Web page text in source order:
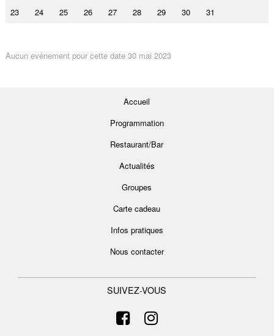
23
24 25 26 27 28 29 30 31
Aucun evénement pour cette date 30 mai 2023
Accueil
Programmation
Restaurant/Bar
Actualités
Groupes
Carte cadeau
Infos pratiques
Nous contacter
SUIVEZ-VOUS